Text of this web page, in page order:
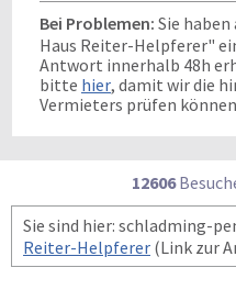
Bei Problemen: Sie
Haus Reiter-Helpferer"
Antwort innerhalb 48h
bitte hier, damit wir die
Vermieters prüfen
12606
Sie sind hier: schladming-
Reiter-Helpferer (Link zur